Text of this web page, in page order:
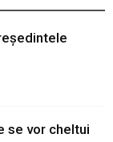
se vor cheltui